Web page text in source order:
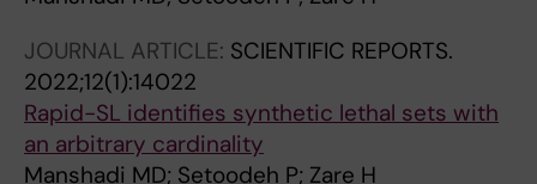
JOURNAL ARTICLE: SCIENTIFIC REPORTS.
2022;12(1):14022
Rapid-SL identifies synthetic lethal sets with
an arbitrary cardinality
Manshadi MD; Setoodeh P; Zare H